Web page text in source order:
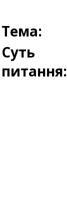
Тема:
Суть
питання: